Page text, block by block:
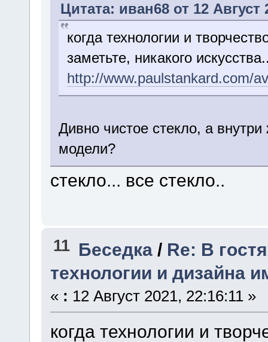
Цитата: иван68 от 12 Август
когда технологии и
заметьте, никакого
http://www.paulstankard.com/
Дивно чистое стекло, а
модели?
стекло... все стекло..
11 Беседка / Re: В
технологии и дизайна
« : 12 Август 2021, 22:16:11 »
когда технологии и